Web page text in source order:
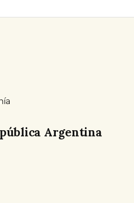
Argentina